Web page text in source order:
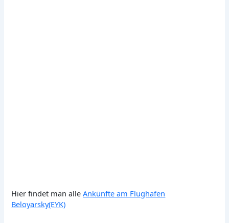
Hier findet man alleAnkünfte am Flughafen
Beloyarsky(EYK)